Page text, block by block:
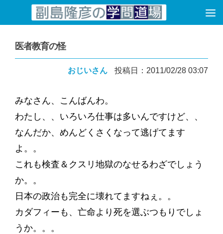
コンテンツへスキップ
医者教育の怪
おじいさん 投稿日：2011/02/28 03:07
みなさん、こんばんわ。
わたし、、いろいろ仕事は多いんですけど、、
なんだか、めんどくさくなって逃げてます
よ。。
これも検査＆クスリ地獄のなせるわざでしょう
か。。
日本の政治も完全に壊れてますねぇ。。
カダフィーも、亡命より死を選ぶつもりでしょ
うか。。。